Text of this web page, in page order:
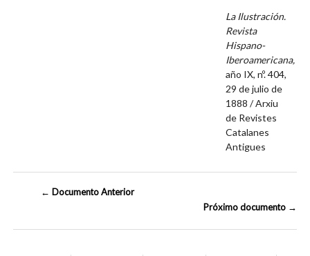
La Ilustración.
Revista
Hispano-
Iberoamericana,
año IX, nº. 404,
29 de julio de
1888 / Arxiu
de Revistes
Catalanes
Antigues
← Documento Anterior
Próximo documento →